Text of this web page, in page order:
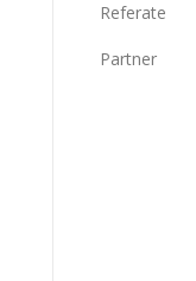
Referate
Partner